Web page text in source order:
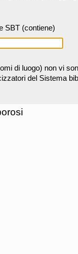
SBT (contiene)
di luogo) non vi
del Sistema